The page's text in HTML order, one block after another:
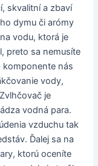
skvalitní a zbaví
dymu či arómy
vodu, ktorá je
preto sa nemusíte
komponente nás
vody,
je
vodná para.
vzduchu tak
Ďalej sa na
ktorú oceníte